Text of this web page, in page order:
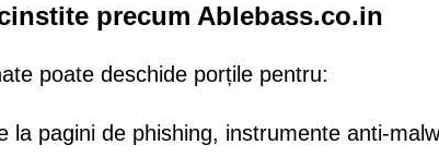
precum Ablebass.co.in
poate deschide porțile pentru:
la pagini de phishing, instrumente anti-